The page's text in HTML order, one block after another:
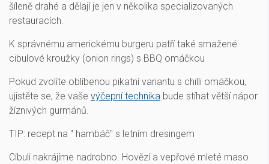
šíleně drahé a dělají je jen v několika specializovaných
restauracích.
K správnému americkému burgeru patří také smažené
cibulové kroužky (onion rings) s BBQ omáčkou
Pokud zvolíte oblíbenou pikatní variantu s chilli omáčkou,
ujistěte se, že vaše výčepní technika bude stíhat větší nápor
žíznivých gurmánů.
TIP: recept na " hambáč" s letním dresingem
Cibuli nakrájíme nadrobno. Hovězí a vepřové mleté maso